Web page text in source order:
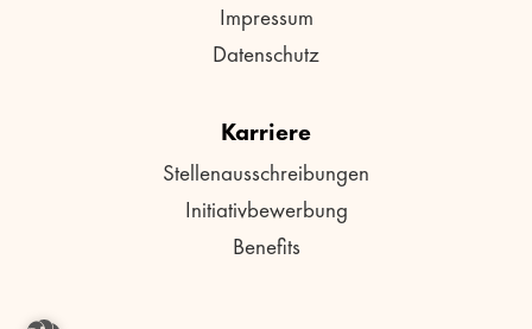
Impressum
Datenschutz
Karriere
Stellenausschreibungen
Initiativbewerbung
Benefits